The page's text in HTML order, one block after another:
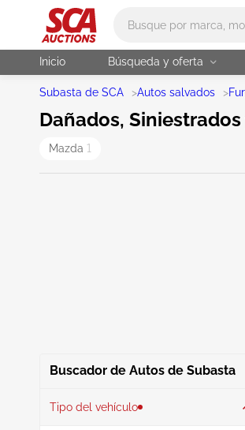
Inicio Búsqueda y oferta
Subasta de SCA >Autos salvados >
Dañados,
Mazda 1
Buscador de Autos de Subasta
Tipo del vehículo